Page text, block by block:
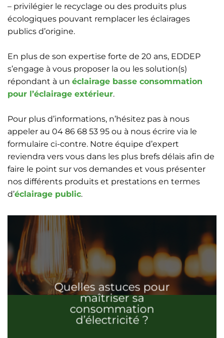
– privilégier le recyclage ou des produits plus
écologiques pouvant remplacer les éclairages
publics d’origine.
En plus de son expertise forte de 20 ans, EDDEP
s’engage à vous proposer la ou les solution(s)
répondant à un éclairage basse consommation
pour l’éclairage extérieur.
Pour plus d’informations, n’hésitez pas à nous
appeler au 04 86 68 53 95 ou à nous écrire via le
formulaire ci-contre. Notre équipe d’expert
reviendra vers vous dans les plus brefs délais afin de
faire le point sur vos demandes et vous présenter
nos différents produits et prestations en termes
d’éclairage public.
Quelles astuces pour
maîtriser sa
consommation
d’électricité ?